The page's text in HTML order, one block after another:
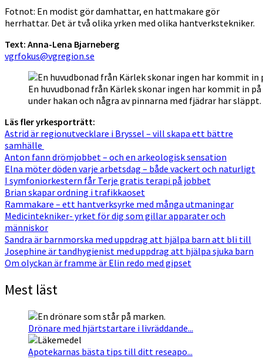
Fotnot: En modist gör damhattar, en hattmakare gör
herrhattar. Det är två olika yrken med olika hantverkstekniker.
Text: Anna-Lena Bjarneberg
vgrfokus@vgregion.se
En huvudbonad från Kärlek skonar ingen har kommit in
under hakan och några av pinnarna med fjädrar har
Läs fler yrkesporträtt:
Astrid är regionutvecklare i Bryssel – vill skapa ett bättre
samhälle
Anton fann drömjobbet – och en arkeologisk sensation
Elna möter döden varje arbetsdag – både vackert och naturligt
I symfoniorkestern får Terje gratis terapi på jobbet
Brian skapar ordning i trafikkaoset
Rammakare – ett hantverksyrke med många utmaningar
Medicintekniker- yrket för dig som gillar apparater och
människor
Sandra är barnmorska med uppdrag att hjälpa barn att bli till
Josephine är tandhygienist med uppdrag att hjälpa sjuka barn
Om olyckan är framme är Elin redo med gipset
Mest läst
Drönare med hjärtstartare i livräddande...
Apotekarnas bästa tips till ditt reseapo...